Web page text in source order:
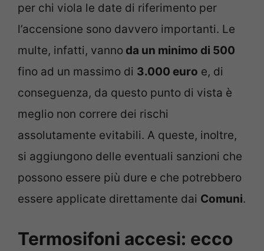
per chi viola le date di riferimento per
l’accensione sono davvero importanti. Le
multe, infatti, vanno da un minimo di 500
fino ad un massimo di 3.000 euro e, di
conseguenza, da questo punto di vista è
meglio non correre dei rischi
assolutamente evitabili. A queste, inoltre,
si aggiungono delle eventuali sanzioni che
possono essere più dure e che potrebbero
essere applicate direttamente dai Comuni.
Termosifoni accesi: ecco